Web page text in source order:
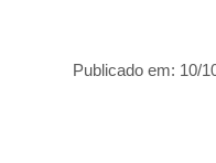
Publicado em: 10/